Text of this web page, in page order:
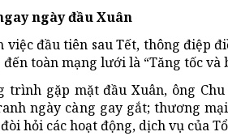
ngày đầu Xuân
đầu tiên sau Tết, thông điệp
toàn mạng lưới là “Tăng tốc
gặp mặt đầu Xuân, ông
ngày càng gay gắt; thương
hỏi các hoạt động, dịch vụ của